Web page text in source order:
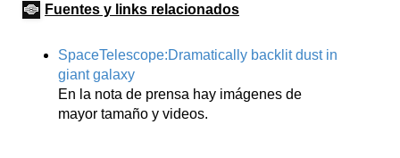
Fuentes y links relacionados
SpaceTelescope:Dramatically backlit dust in
giant galaxy
En la nota de prensa hay imágenes de
mayor tamaño y videos.